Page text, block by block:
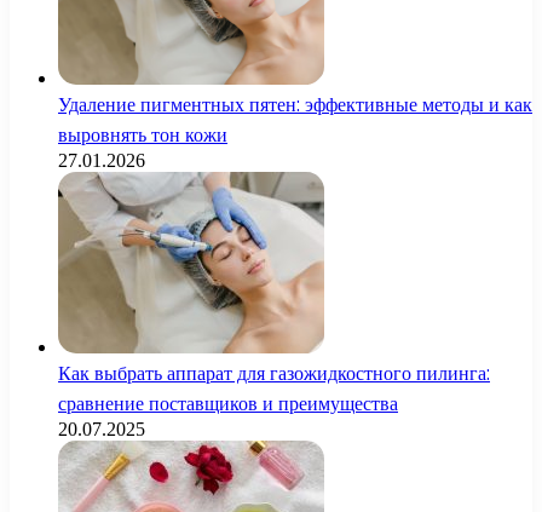
Удаление пигментных пятен: эффективные методы и как
выровнять тон кожи
27.01.2026
Как выбрать аппарат для газожидкостного пилинга:
сравнение поставщиков и преимущества
20.07.2025